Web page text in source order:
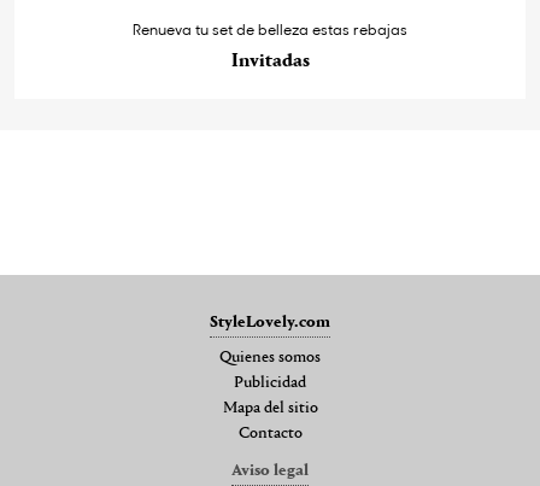
Renueva tu set de belleza estas rebajas
Invitadas
StyleLovely.com
Quienes somos
Publicidad
Mapa del sitio
Contacto
Aviso legal